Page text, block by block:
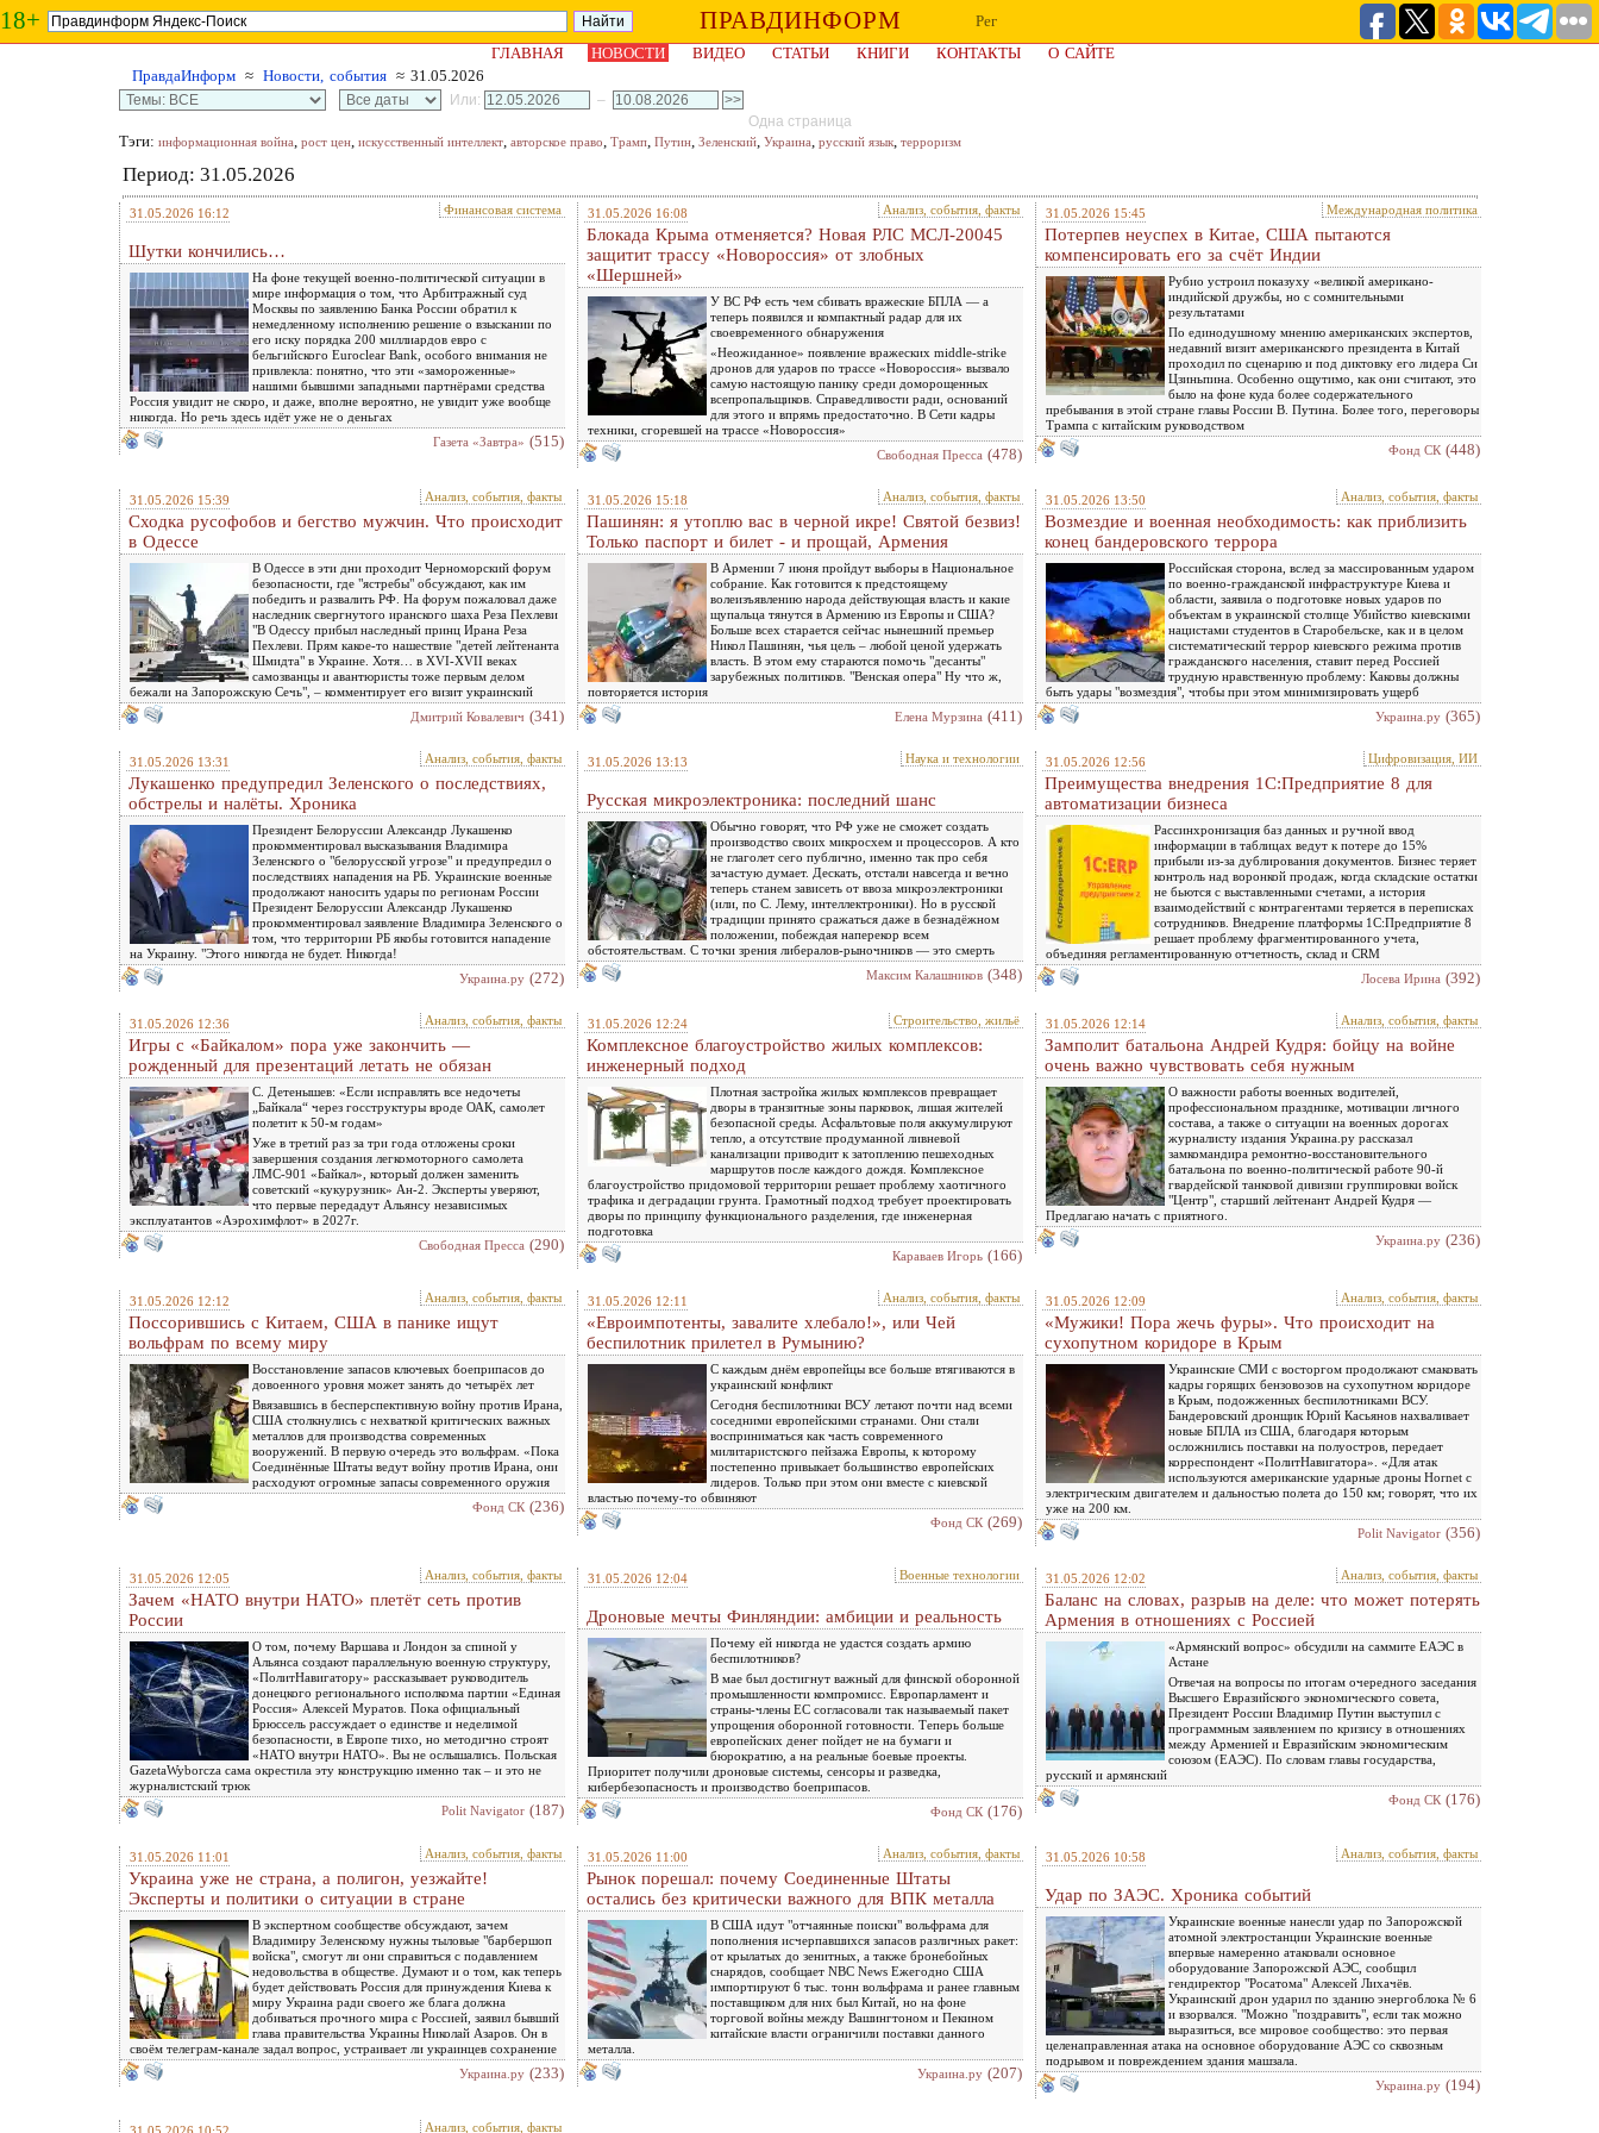
18+ ПРАВДИНФОРМ
Рег
ГЛАВНАЯ
НОВОСТИ ВИДЕО СТАТЬИ КНИГИ КОНТАКТЫ
О САЙТЕ
ПравдаИнформ ≈ Новости, события ≈ 31.05.2026
Или:
–
Одна страница
Тэги: информационная война, рост цен, искусственный интеллект, авторское право, Трамп, Путин, Зеленский, Украина, русский язык, терроризм
Период: 31.05.2026
31.05.2026 16:12 Финансовая система
Шутки кончились…
На фоне текущей военно-политической ситуации в
мире информация о том, что Арбитражный суд
Москвы по заявлению Банка России обратил к
немедленному исполнению решение о взыскании по
его иску порядка 200 миллиардов евро с
бельгийского Euroclear Bank, особого внимания не
привлекла: понятно, что эти «замороженные»
нашими бывшими западными партнёрами средства
Россия увидит не скоро, и даже, вполне вероятно, не увидит уже вообще
никогда. Но речь здесь идёт уже не о деньгах
Газета «Завтра» (515)
31.05.2026 16:08 Анализ, события, факты
Блокада Крыма отменяется? Новая РЛС МСЛ-20045
защитит трассу «Новороссия» от злобных
«Шершней»
У ВС РФ есть чем сбивать вражеские БПЛА — а
теперь появился и компактный радар для их
своевременного обнаружения
«Неожиданное» появление вражеских middle-strike
дронов для ударов по трассе «Новороссия» вызвало
самую настоящую панику среди доморощенных
всепропальщиков. Справедливости ради, оснований
для этого и впрямь предостаточно. В Сети кадры
техники, сгоревшей на трассе «Новороссия»
Свободная Пресса (478)
31.05.2026 15:45 Международная политика
Потерпев неуспех в Китае, США пытаются
компенсировать его за счёт Индии
Рубио устроил показуху «великой американо-
индийской дружбы, но с сомнительными
результатами
По единодушному мнению американских экспертов,
недавний визит американского президента в Китай
проходил по сценарию и под диктовку его лидера Си
Цзиньпина. Особенно ощутимо, как они считают, это
было на фоне куда более содержательного
пребывания в этой стране главы России В. Путина. Более того, переговоры
Трампа с китайским руководством
Фонд СК (448)
31.05.2026 15:39 Анализ, события, факты
Сходка русофобов и бегство мужчин. Что происходит
в Одессе
В Одессе в эти дни проходит Черноморский форум
безопасности, где "ястребы" обсуждают, как им
победить и развалить РФ. На форум пожаловал даже
наследник свергнутого иранского шаха Реза Пехлеви
"В Одессу прибыл наследный принц Ирана Реза
Пехлеви. Прям какое-то нашествие "детей лейтенанта
Шмидта" в Украине. Хотя… в XVI-XVII веках
самозванцы и авантюристы тоже первым делом
бежали на Запорожскую Сечь", – комментирует его визит украинский
Дмитрий Ковалевич (341)
31.05.2026 15:18 Анализ, события, факты
Пашинян: я утоплю вас в черной икре! Святой безвиз!
Только паспорт и билет - и прощай, Армения
В Армении 7 июня пройдут выборы в Национальное
собрание. Как готовится к предстоящему
волеизъявлению народа действующая власть и какие
щупальца тянутся в Армению из Европы и США?
Больше всех старается сейчас нынешний премьер
Никол Пашинян, чья цель – любой ценой удержать
власть. В этом ему стараются помочь "десанты"
зарубежных политиков. "Венская опера" Ну что ж,
повторяется история
Елена Мурзина (411)
31.05.2026 13:50 Анализ, события, факты
Возмездие и военная необходимость: как приблизить
конец бандеровского террора
Российская сторона, вслед за массированным ударом
по военно-гражданской инфраструктуре Киева и
области, заявила о подготовке новых ударов по
объектам в украинской столице Убийство киевскими
нацистами студентов в Старобельске, как и в целом
систематический террор киевского режима против
гражданского населения, ставит перед Россией
трудную нравственную проблему: Каковы должны
быть удары "возмездия", чтобы при этом минимизировать ущерб
Украина.ру (365)
31.05.2026 13:31 Анализ, события, факты
Лукашенко предупредил Зеленского о последствиях,
обстрелы и налёты. Хроника
Президент Белоруссии Александр Лукашенко
прокомментировал высказывания Владимира
Зеленского о "белорусской угрозе" и предупредил о
последствиях нападения на РБ. Украинские военные
продолжают наносить удары по регионам России
Президент Белоруссии Александр Лукашенко
прокомментировал заявление Владимира Зеленского о
том, что территории РБ якобы готовится нападение
на Украину. "Этого никогда не будет. Никогда!
Украина.ру (272)
31.05.2026 13:13 Наука и технологии
Русская микроэлектроника: последний шанс
Обычно говорят, что РФ уже не сможет создать
производство своих микросхем и процессоров. А кто
не глаголет сего публично, именно так про себя
зачастую думает. Дескать, отстали навсегда и вечно
теперь станем зависеть от ввоза микроэлектроники
(или, по С. Лему, интеллектроники). Но в русской
традиции принято сражаться даже в безнадёжном
положении, побеждая наперекор всем
обстоятельствам. С точки зрения либералов-рыночников — это смерть
Максим Калашников (348)
31.05.2026 12:56 Цифровизация, ИИ
Преимущества внедрения 1С:Предприятие 8 для
автоматизации бизнеса
Рассинхронизация баз данных и ручной ввод
информации в таблицах ведут к потере до 15%
прибыли из-за дублирования документов. Бизнес теряет
контроль над воронкой продаж, когда складские остатки
не бьются с выставленными счетами, а история
взаимодействий с контрагентами теряется в переписках
сотрудников. Внедрение платформы 1С:Предприятие 8
решает проблему фрагментированного учета,
объединяя регламентированную отчетность, склад и CRM
Лосева Ирина (392)
31.05.2026 12:36 Анализ, события, факты
Игры с «Байкалом» пора уже закончить —
рожденный для презентаций летать не обязан
С. Детенышев: «Если исправлять все недочеты
„Байкала“ через госструктуры вроде ОАК, самолет
полетит к 50-м годам»
Уже в третий раз за три года отложены сроки
завершения создания легкомоторного самолета
ЛМС-901 «Байкал», который должен заменить
советский «кукурузник» Ан-2. Эксперты уверяют,
что первые передадут Альянсу независимых
эксплуатантов «Аэрохимфлот» в 2027г.
Свободная Пресса (290)
31.05.2026 12:24 Строительство, жильё
Комплексное благоустройство жилых комплексов:
инженерный подход
Плотная застройка жилых комплексов превращает
дворы в транзитные зоны парковок, лишая жителей
безопасной среды. Асфальтовые поля аккумулируют
тепло, а отсутствие продуманной ливневой
канализации приводит к затоплению пешеходных
маршрутов после каждого дождя. Комплексное
благоустройство придомовой территории решает проблему хаотичного
трафика и деградации грунта. Грамотный подход требует проектировать
дворы по принципу функционального разделения, где инженерная
подготовка
Караваев Игорь (166)
31.05.2026 12:14 Анализ, события, факты
Замполит батальона Андрей Кудря: бойцу на войне
очень важно чувствовать себя нужным
О важности работы военных водителей,
профессиональном празднике, мотивации личного
состава, а также о ситуации на военных дорогах
журналисту издания Украина.ру рассказал
замкомандира ремонтно-восстановительного
батальона по военно-политической работе 90-й
гвардейской танковой дивизии группировки войск
"Центр", старший лейтенант Андрей Кудря —
Предлагаю начать с приятного.
Украина.ру (236)
31.05.2026 12:12 Анализ, события, факты
Поссорившись с Китаем, США в панике ищут
вольфрам по всему миру
Восстановление запасов ключевых боеприпасов до
довоенного уровня может занять до четырёх лет
Ввязавшись в бесперспективную войну против Ирана,
США столкнулись с нехваткой критических важных
металлов для производства современных
вооружений. В первую очередь это вольфрам. «Пока
Соединённые Штаты ведут войну против Ирана, они
расходуют огромные запасы современного оружия
Фонд СК (236)
31.05.2026 12:11 Анализ, события, факты
«Евроимпотенты, завалите хлебало!», или Чей
беспилотник прилетел в Румынию?
С каждым днём европейцы все больше втягиваются в
украинский конфликт
Сегодня беспилотники ВСУ летают почти над всеми
соседними европейскими странами. Они стали
восприниматься как часть современного
милитаристского пейзажа Европы, к которому
постепенно привыкает большинство европейских
лидеров. Только при этом они вместе с киевской
властью почему-то обвиняют
Фонд СК (269)
31.05.2026 12:09 Анализ, события, факты
«Мужики! Пора жечь фуры». Что происходит на
сухопутном коридоре в Крым
Украинские СМИ с восторгом продолжают смаковать
кадры горящих бензовозов на сухопутном коридоре
в Крым, подожженных беспилотниками ВСУ.
Бандеровский дронщик Юрий Касьянов нахваливает
новые БПЛА из США, благодаря которым
осложнились поставки на полуостров, передает
корреспондент «ПолитНавигатора». «Для атак
используются американские ударные дроны Hornet с
электрическим двигателем и дальностью полета до 150 км; говорят, что их
уже на 200 км.
Polit Navigator (356)
31.05.2026 12:05 Анализ, события, факты
Зачем «НАТО внутри НАТО» плетёт сеть против
России
О том, почему Варшава и Лондон за спиной у
Альянса создают параллельную военную структуру,
«ПолитНавигатору» рассказывает руководитель
донецкого регионального исполкома партии «Единая
Россия» Алексей Муратов. Пока официальный
Брюссель рассуждает о единстве и неделимой
безопасности, в Европе тихо, но методично строят
«НАТО внутри НАТО». Вы не ослышались. Польская
GazetaWyborcza сама окрестила эту конструкцию именно так – и это не
журналистский трюк
Polit Navigator (187)
31.05.2026 12:04 Военные технологии
Дроновые мечты Финляндии: амбиции и реальность
Почему ей никогда не удастся создать армию
беспилотников?
В мае был достигнут важный для финской оборонной
промышленности компромисс. Европарламент и
страны-члены ЕС согласовали так называемый пакет
упрощения оборонной готовности. Теперь больше
европейских денег пойдет не на бумаги и
бюрократию, а на реальные боевые проекты.
Приоритет получили дроновые системы, сенсоры и разведка,
кибербезопасность и производство боеприпасов.
Фонд СК (176)
31.05.2026 12:02 Анализ, события, факты
Баланс на словах, разрыв на деле: что может потерять
Армения в отношениях с Россией
«Армянский вопрос» обсудили на саммите ЕАЭС в
Астане
Отвечая на вопросы по итогам очередного заседания
Высшего Евразийского экономического совета,
Президент России Владимир Путин выступил с
программным заявлением по кризису в отношениях
между Арменией и Евразийским экономическим
союзом (ЕАЭС). По словам главы государства,
русский и армянский
Фонд СК (176)
31.05.2026 11:01 Анализ, события, факты
Украина уже не страна, а полигон, уезжайте!
Эксперты и политики о ситуации в стране
В экспертном сообществе обсуждают, зачем
Владимиру Зеленскому нужны тыловые "барбершоп
войска", смогут ли они справиться с подавлением
недовольства в обществе. Думают и о том, как теперь
будет действовать Россия для принуждения Киева к
миру Украина ради своего же блага должна
добиваться прочного мира с Россией, заявил бывший
глава правительства Украины Николай Азаров. Он в
своём телеграм-канале задал вопрос, устраивает ли украинцев сохранение
Украина.ру (233)
31.05.2026 11:00 Анализ, события, факты
Рынок порешал: почему Соединенные Штаты
остались без критически важного для ВПК металла
В США идут "отчаянные поиски" вольфрама для
пополнения исчерпавшихся запасов различных ракет:
от крылатых до зенитных, а также бронебойных
снарядов, сообщает NBC News Ежегодно США
импортируют 6 тыс. тонн вольфрама и ранее главным
поставщиком для них был Китай, но на фоне
торговой войны между Вашингтоном и Пекином
китайские власти ограничили поставки данного
металла.
Украина.ру (207)
31.05.2026 10:58 Анализ, события, факты
Удар по ЗАЭС. Хроника событий
Украинские военные нанесли удар по Запорожской
атомной электростанции Украинские военные
впервые намеренно атаковали основное
оборудование Запорожской АЭС, сообщил
гендиректор "Росатома" Алексей Лихачёв.
Украинский дрон ударил по зданию энергоблока № 6
и взорвался. "Можно "поздравить", если так можно
выразиться, все мировое сообщество: это первая
целенаправленная атака на основное оборудование АЭС со сквозным
подрывом и повреждением здания машзала.
Украина.ру (194)
Анализ, события, факты